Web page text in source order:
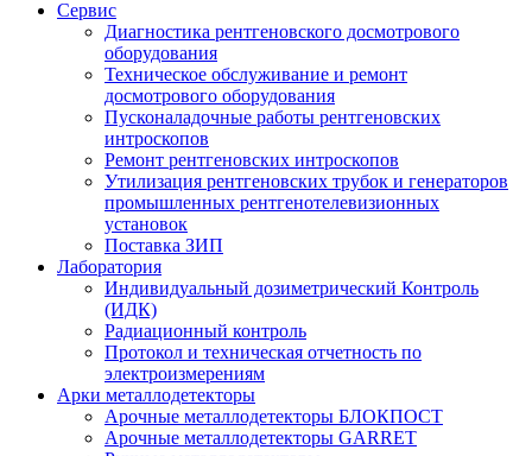
Сервис
Диагностика рентгеновского досмотрового
оборудования
Техническое обслуживание и ремонт
досмотрового оборудования
Пусконаладочные работы рентгеновских
интроскопов
Ремонт рентгеновских интроскопов
Утилизация рентгеновских трубок и генераторов
промышленных рентгенотелевизионных
установок
Поставка ЗИП
Лаборатория
Индивидуальный дозиметрический Контроль
(ИДК)
Радиационный контроль
Протокол и техническая отчетность по
электроизмерениям
Арки металлодетекторы
Арочные металлодетекторы БЛОКПОСТ
Арочные металлодетекторы GARRET